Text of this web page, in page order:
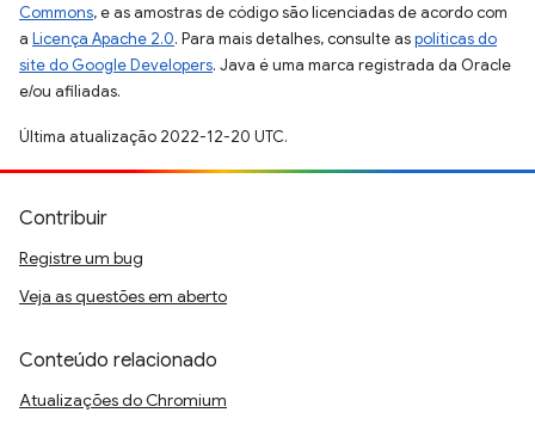
Commons, e as amostras de código são licenciadas de acordo com
a Licença Apache 2.0. Para mais detalhes, consulte aspolíticas do
site do Google Developers. Java é uma marca registrada da Oracle
e/ou afiliadas.
Última atualização 2022-12-20 UTC.
Contribuir
Registre um bug
Veja as questões em aberto
Conteúdo relacionado
Atualizações do Chromium